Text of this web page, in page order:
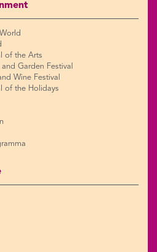
of the Arts
Garden Festival
Wine Festival
of the Holidays